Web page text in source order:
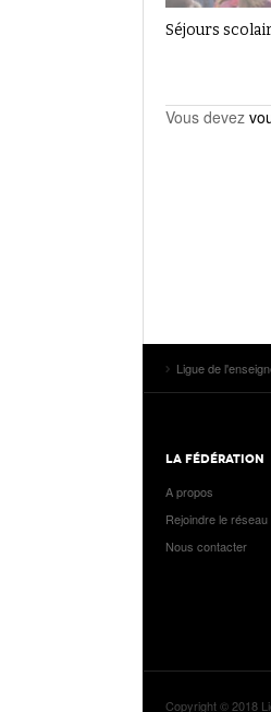
Séjours
Vous devez
Ligue de
LA FÉDÉRATION
A propos
Rejoindre le réseau
Nous contacter
Copyright © 2018